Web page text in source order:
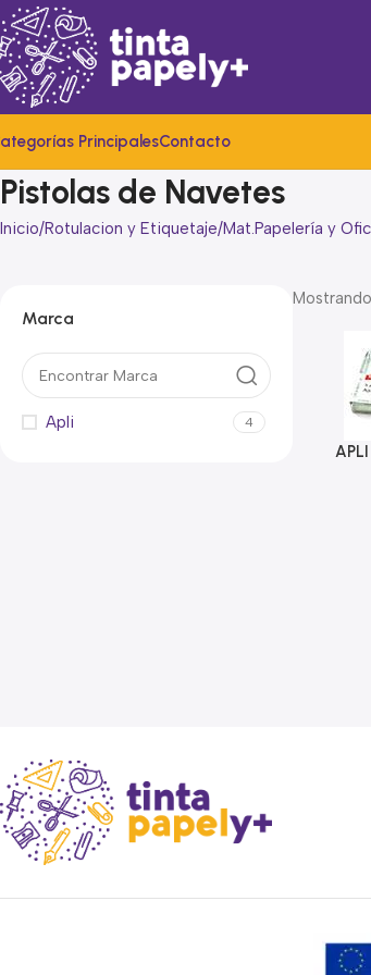
PrincipalesContacto
Pistolas de Navetes
Inicio Rotulacion y Etiquetaje Mat.Papelería y
Marca
Apli 4
Añadir Al